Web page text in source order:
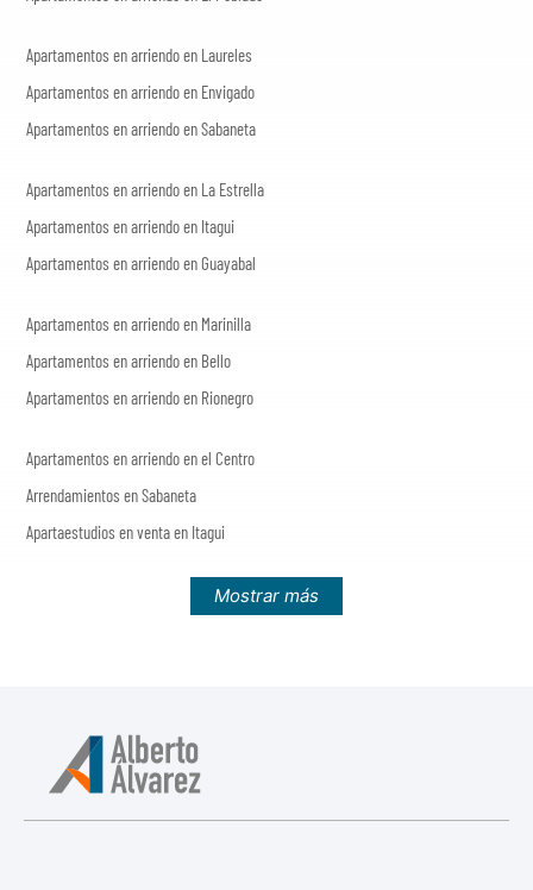
Apartamentos en arriendo en Laureles
Apartamentos en arriendo en Envigado
Apartamentos en arriendo en Sabaneta
Apartamentos en arriendo en La Estrella
Apartamentos en arriendo en Itagui
Apartamentos en arriendo en Guayabal
Apartamentos en arriendo en Marinilla
Apartamentos en arriendo en Bello
Apartamentos en arriendo en Rionegro
Apartamentos en arriendo en el Centro
Arrendamientos en Sabaneta
Apartaestudios en venta en Itagui
Mostrar más